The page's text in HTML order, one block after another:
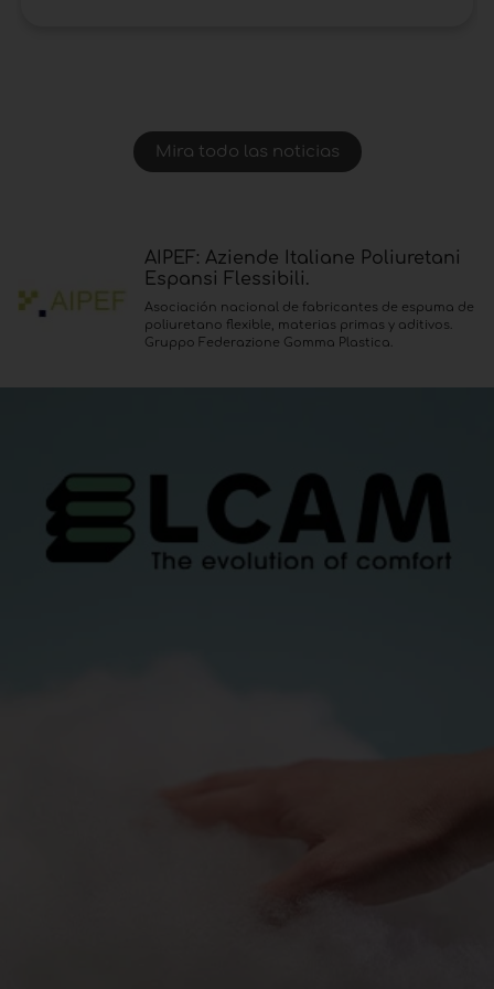
Mira todo las noticias
AIPEF: Aziende Italiane Poliuretani
Espansi Flessibili.
Asociación nacional de fabricantes de espuma de
poliuretano flexible, materias primas y aditivos.
Gruppo Federazione Gomma Plastica.